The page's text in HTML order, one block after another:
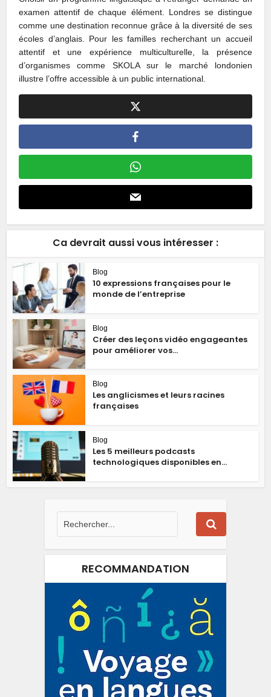
examen attentif de chaque élément. Londres se distingue
comme une destination reconnue grâce à la diversité de ses
écoles d’anglais. Pour les familles recherchant un accueil
attentif et une expérience multiculturelle, la présence
d’organismes comme SKOLA sur le marché londonien
illustre l’offre accessible à un public international.
Ca devrait aussi vous intéresser :
Blog
10 expressions françaises pour le
monde de l’entreprise
Blog
Créer des leçons vidéo engageantes
pour améliorer vos...
Blog
Les anglicismes et leurs racines
françaises
Blog
Les 5 meilleurs podcasts
technologiques disponibles en...
RECOMMANDATION